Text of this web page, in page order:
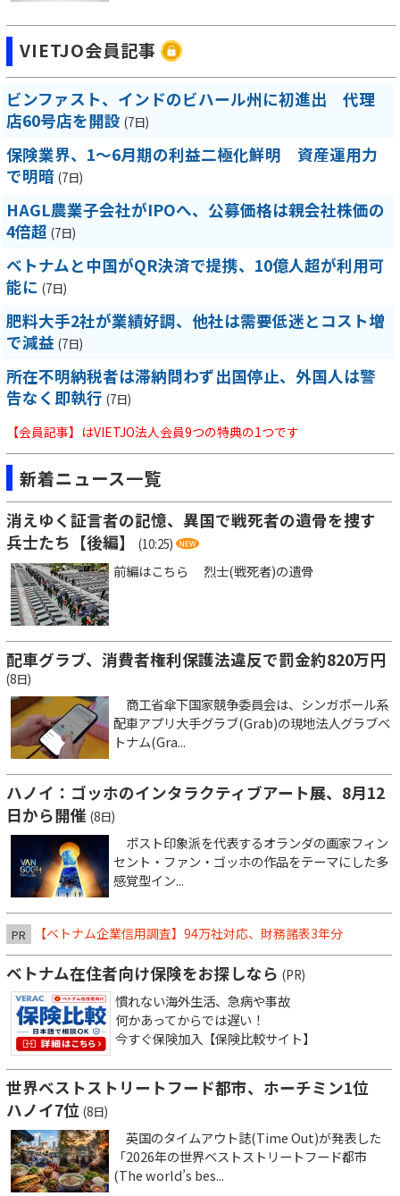
VIETJO会員記事
ビンファスト、インドのビハール州に初進出 代理
店60号店を開設 (7日)
保険業界、1～6月期の利益二極化鮮明 資産運用力
で明暗 (7日)
HAGL農業子会社がIPOへ、公募価格は親会社株価の
4倍超 (7日)
ベトナムと中国がQR決済で提携、10億人超が利用可
能に (7日)
肥料大手2社が業績好調、他社は需要低迷とコスト増
で減益 (7日)
所在不明納税者は滞納問わず出国停止、外国人は警
告なく即執行 (7日)
【会員記事】はVIETJO法人会員9つの特典の1つです
新着ニュース一覧
消えゆく証言者の記憶、異国で戦死者の遺骨を捜す
兵士たち【後編】
(10:25)
前編はこちら 烈士(戦死者)の遺骨
配車グラブ、消費者権利保護法違反で罰金約820万円
(8日)
商工省傘下国家競争委員会は、シンガポール系
配車アプリ大手グラブ(Grab)の現地法人グラブベ
トナム(Gra...
ハノイ：ゴッホのインタラクティブアート展、8月12
日から開催 (8日)
ポスト印象派を代表するオランダの画家フィン
セント・ファン・ゴッホの作品をテーマにした多
感覚型イン...
PR 【ベトナム企業信用調査】94万社対応、財務諸表3年分
ベトナム在住者向け保険をお探しなら (PR)
慣れない海外生活、急病や事故
何かあってからでは遅い！
今すぐ保険加入【保険比較サイト】
世界ベストストリートフード都市、ホーチミン1位
ハノイ7位 (8日)
英国のタイムアウト誌(Time Out)が発表した
「2026年の世界ベストストリートフード都市
(The world’s bes...